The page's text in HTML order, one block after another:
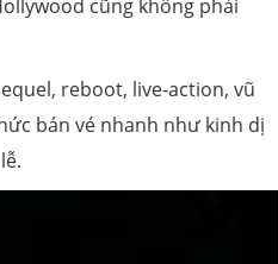
cũng không phải
reboot, live-action, vũ
bán vé nhanh như kinh dị